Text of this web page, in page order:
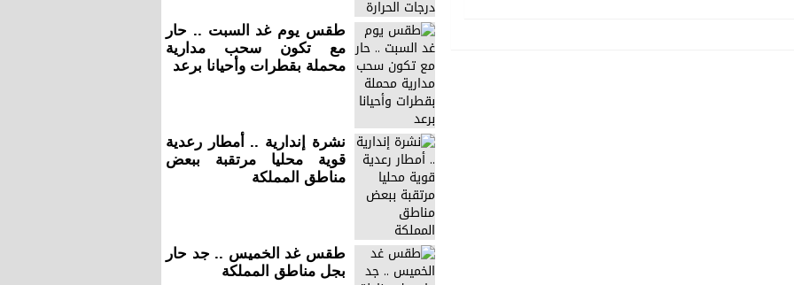
طقس يوم غد السبت .. حار
مع تكون سحب مدارية
محملة بقطرات وأحيانا برعد
نشرة إندارية .. أمطار رعدية
قوية محليا مرتقبة ببعض
مناطق المملكة
طقس غد الخميس .. جد حار
بجل مناطق المملكة